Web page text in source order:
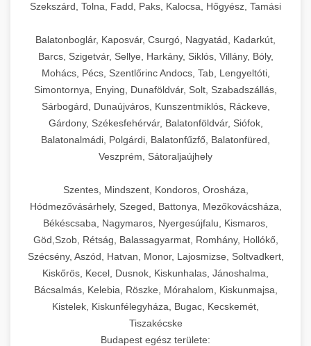
Szekszárd, Tolna, Fadd, Paks, Kalocsa, Hőgyész, Tamási
Balatonboglár, Kaposvár, Csurgó, Nagyatád, Kadarkút,
Barcs, Szigetvár, Sellye, Harkány, Siklós, Villány, Bóly,
Mohács, Pécs, Szentlőrinc Andocs, Tab, Lengyeltóti,
Simontornya, Enying, Dunaföldvár, Solt, Szabadszállás,
Sárbogárd, Dunaújváros, Kunszentmiklós, Ráckeve,
Gárdony, Székesfehérvár, Balatonföldvár, Siófok,
Balatonalmádi, Polgárdi, Balatonfűzfő, Balatonfüred,
Veszprém, Sátoraljaújhely
Szentes, Mindszent, Kondoros, Orosháza,
Hódmezővásárhely, Szeged, Battonya, Mezőkovácsháza,
Békéscsaba, Nagymaros, Nyergesújfalu, Kismaros,
Göd,Szob, Rétság, Balassagyarmat, Romhány, Hollókő,
Szécsény, Aszód, Hatvan, Monor, Lajosmizse, Soltvadkert,
Kiskőrös, Kecel, Dusnok, Kiskunhalas, Jánoshalma,
Bácsalmás, Kelebia, Röszke, Mórahalom, Kiskunmajsa,
Kistelek, Kiskunfélegyháza, Bugac, Kecskemét,
Tiszakécske
Budapest egész területe: